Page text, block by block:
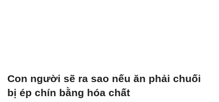
Con người sẽ ra sao nếu ăn phải chuối
bị ép chín bằng hóa chất